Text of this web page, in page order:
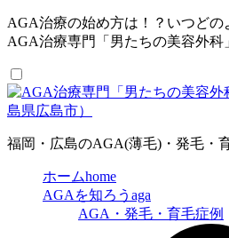
AGA治療の始め方は！？いつどの
AGA治療専門「男たちの美容外科
福岡・広島のAGA(薄毛)・発毛・
ホームhome
AGAを知ろう aga
AGA・発毛・育毛症例